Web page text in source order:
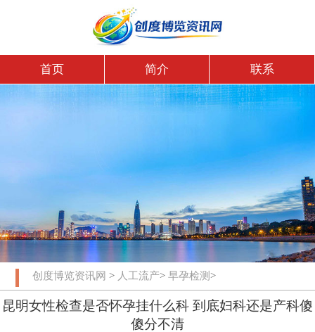
首页 简介 联系
创度博览资讯网 > 人工流产> 早孕检测>
昆明女性检查是否怀孕挂什么科 到底妇科还是产科傻
傻分不清